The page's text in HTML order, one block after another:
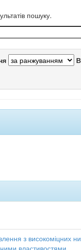
пошуку.
з високоміцних
властивостями